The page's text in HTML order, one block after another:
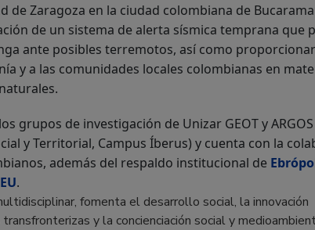
de Zaragoza en la ciudad colombiana de
de un sistema de alerta sísmica temprana que
ante posibles terremotos, así como proporcionar
y a las comunidades locales colombianas en
grupos de investigación de Unizar GEOT y
y Territorial, Campus Íberus) y cuenta con la
además del respaldo institucional de
.
fomenta el desarrollo social, la innovación
y la concienciación social y